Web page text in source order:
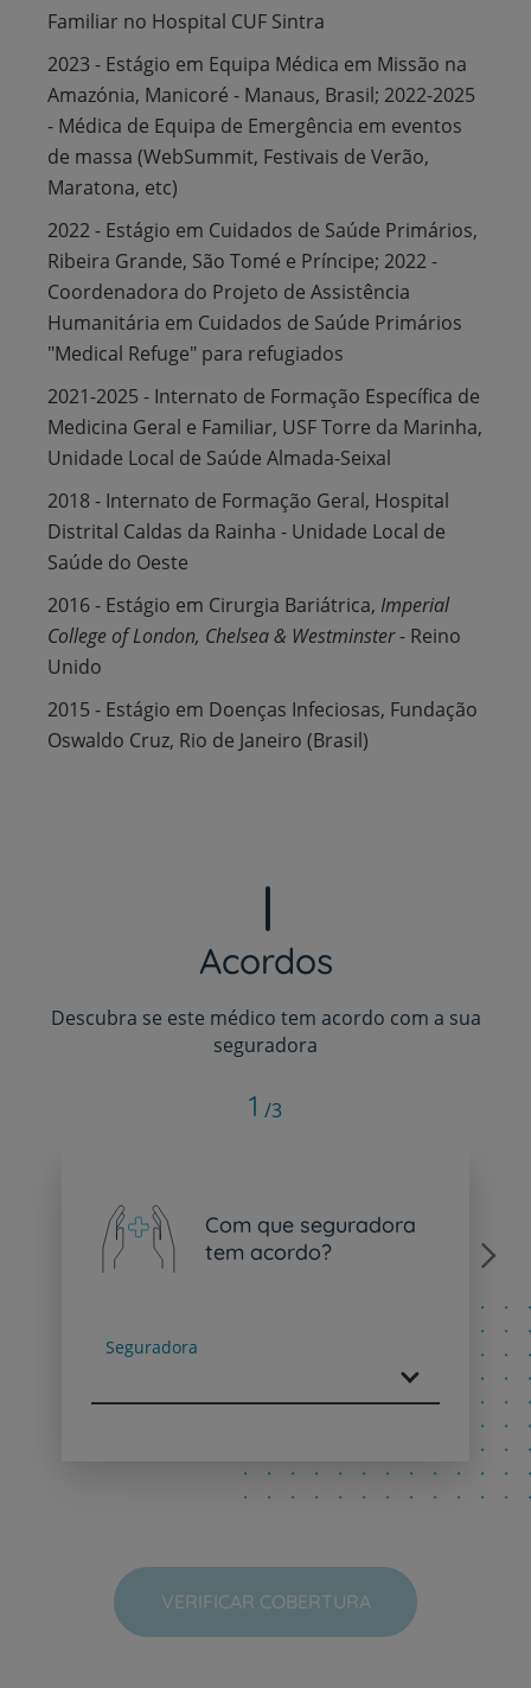
Familiar no Hospital CUF Sintra
2023 - Estágio em Equipa Médica em Missão na
Amazónia, Manicoré - Manaus, Brasil; 2022-2025
- Médica de Equipa de Emergência em eventos
de massa (WebSummit, Festivais de Verão,
Maratona, etc)
2022 - Estágio em Cuidados de Saúde Primários,
Ribeira Grande, São Tomé e Príncipe; 2022 -
Coordenadora do Projeto de Assistência
Humanitária em Cuidados de Saúde Primários
"Medical Refuge" para refugiados
2021-2025 - Internato de Formação Específica de
Medicina Geral e Familiar, USF Torre da Marinha,
Unidade Local de Saúde Almada-Seixal
2018 - Internato de Formação Geral, Hospital
Distrital Caldas da Rainha - Unidade Local de
Saúde do Oeste
2016 - Estágio em Cirurgia Bariátrica, Imperial
College of London, Chelsea & Westminster- Reino
Unido
2015 - Estágio em Doenças Infeciosas, Fundação
Oswaldo Cruz, Rio de Janeiro (Brasil)
Acordos
Descubra se este médico tem acordo com a sua
seguradora
Com que seguradora
tem acordo?
Seguradora
Next
1 /3
VERIFICAR COBERTURA